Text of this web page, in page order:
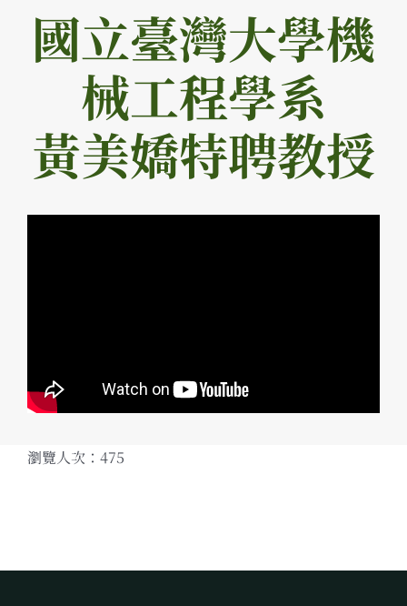
國立臺灣大學機
械工程學系
黃美嬌特聘教授
瀏覽人次：475